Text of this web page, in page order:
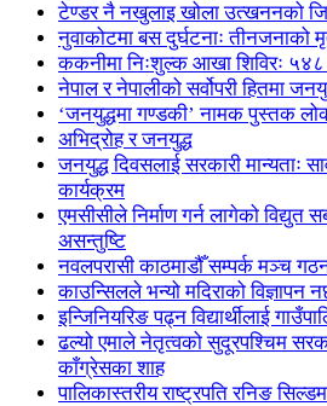
टेण्डर नै नखुलाइ खोला उत्खननको
नुवाकोटमा बस दुर्घटनाः तीनजनाको
ककनीमा निःशुल्क आखा शिविरः ५४८
नेपाल र नेपालीको सर्वोपरी हितमा
‘जनयुद्धमा गण्डकी’ नामक पुस्तक
अभिद्रोह र जनयुद्ध
जनयुद्ध दिवसलाई सरकारी मान्यताः
कार्यक्रम
एमसीसीले निर्माण गर्न लागेको
असन्तुष्टि
नवलपरासी काठमाडौँ सम्पर्क मञ्च
काउन्सिलले भन्यो मदिराको विज्ञापन
इन्जिनियरिङ पढ्न विद्यार्थीलाई
ढल्यो एमाले नेतृत्वको सुदूरपश्चिम
काँग्रेसका शाह
पालिकास्तरीय राष्ट्रपति रनिङ